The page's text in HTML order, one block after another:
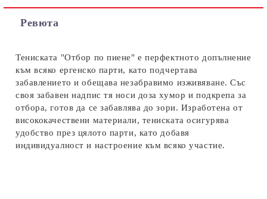
Ревюта
Тениската "Отбор по пиене" е перфектното допълнение
към всяко ергенско парти, като подчертава
забавлението и обещава незабравимо изживяване. Със
своя забавен надпис тя носи доза хумор и подкрепа за
отбора, готов да се забавлява до зори. Изработена от
висококачествени материали, тениската осигурява
удобство през цялото парти, като добавя
индивидуалност и настроение към всяко участие.